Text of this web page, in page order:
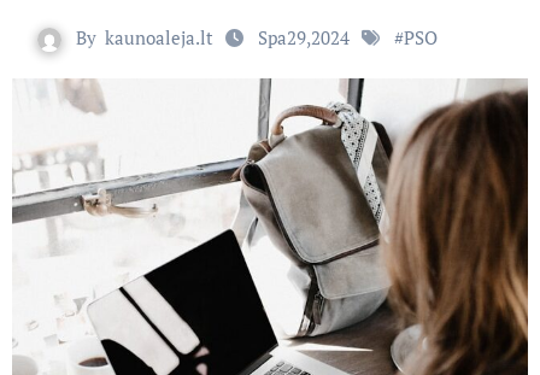
By kaunoaleja.lt Spa29,2024 #PSO